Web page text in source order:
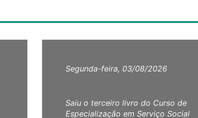
Segunda-feira, 03/08/2026
Saiu o terceiro livro do Curso de
Especialização em Serviço Social